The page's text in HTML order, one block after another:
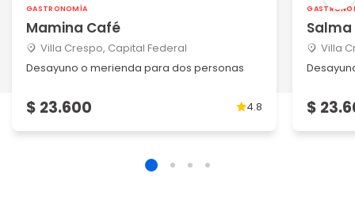
GASTRONOMÍA
Mamina Café
Villa Crespo, Capital Federal
Desayuno o merienda para dos personas
$ 23.600 4.8
Villa
$